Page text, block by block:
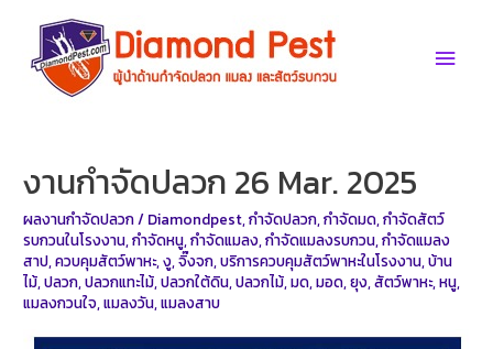
content
Main
งานกำจัดปลวก 26 Mar. 2025
ผลงานกำจัดปลวก/ Diamondpest,กำจัดปลวก,กำจัดมด,กำจัดสัตว์
รบกวนในโรงงาน,กำจัดหนู,กำจัดแมลง,กำจัดแมลงรบกวน,กำจัดแมลง
สาป,ควบคุมสัตว์พาหะ,งู,จิ๊งจก,บริการควบคุมสัตว์พาหะในโรงงาน,บ้าน
ไม้,ปลวก,ปลวกแทะไม้,ปลวกใต้ดิน,ปลวกไม้,มด,มอด,ยุง,สัตว์พาหะ,หนู,
แมลงกวนใจ,แมลงวัน,แมลงสาบ